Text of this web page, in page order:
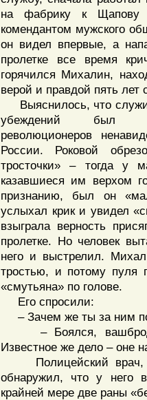
на фабрику к Щапову
комендантом мужского
он видел впервые, а
пролетке все время
горячился Михалин,
верой и правдой пять лет
Выяснилось, что
убеждений был
революционеров
России. Роковой
тросточки» – тогда у
казавшиеся им верхом
признанию, был он
услыхал крик и увидел
взыграла верность
пролетке. Но человек
него и выстрелил.
тростью, и потому пуля
«смутьяна» по голове.
Его спросили:
– Зачем же ты за ним
– Боялся,
Известное же дело – оне
Полицейский врач,
обнаружил, что у него
крайней мере две раны